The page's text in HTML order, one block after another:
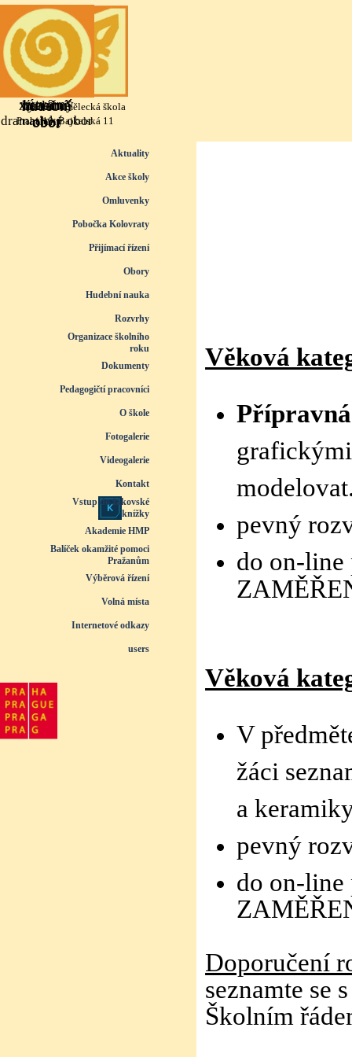
Přejít na obsah
výtvarný
taneční
literárně
hudební
Základní umělecká škola
Praha 10, Bajkalská 11
obor
obor
dramatický obor
obor
Přeskočit menu
Aktuality
Akce školy
Omluvenky
Pobočka Kolovraty
Přijímací řízení
Obory
Hudební nauka
Rozvrhy
Organizace školního
roku
Dokumenty
▼
Pedagogičtí pracovníci
O škole ▼
Fotogalerie
Videogalerie ▼
Kontakt
Vstup do žákovské
knížky
Akademie HMP
Balíček okamžité pomoci
Pražanům
Výběrová řízení
Volná místa
Internetové odkazy
users
Věková
pevný
do on-
Věková
V
žáci
a
pevný
do on-line
Doporučení
seznamte se
Školním